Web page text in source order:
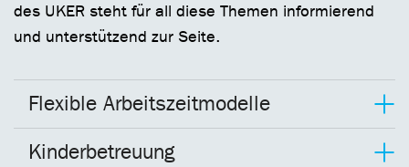
des UKER steht für all diese Themen informierend
und unterstützend zur Seite.
Flexible Arbeitszeitmodelle
Kinderbetreuung